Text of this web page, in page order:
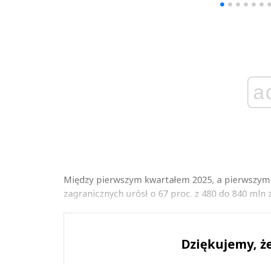
Między pierwszym kwartałem 2025, a
zagranicznych urósł o 67 proc. z 480 do 840 mln
Dziękujemy,